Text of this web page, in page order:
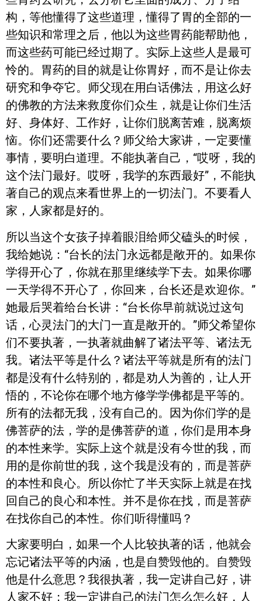
构，等他懂得了这些道理，懂得了胃的全部的一
些知识和常理之后，他以为这些胃药能帮助他，
而这些药可能已经过期了。实际上这些人是最可
怜的。胃药的目的就是让你胃好，而不是让你去
研究和争夺它。师父现在用白话佛法，用这么好
的佛教的方法来救度你们众生，就是让你们生活
好、身体好、工作好，让你们脱离苦难，脱离烦
恼。你们还需要什么？师父给大家讲，一定要懂
事情，要明白道理。不能执著自己，“哎呀，我的
这个法门最好。哎呀，我学的东西最好”，不能执
著自己的观点来看世界上的一切法门。不要看人
家，人家都是好的。
所以当这个女孩子掉着眼泪给师父磕头的时候，
我给她说：“台长的法门永远都是敞开的。如果你
学得开心了，你就在那里继续学下去。如果你哪
一天学得不开心了，你回来，台长还是欢迎你。”
她最后哭着给台长讲：“台长你早前就说过这句
话，心灵法门的大门一直是敞开的。”师父希望你
们不要执著，一执著就曲解了诸法平等、诸法无
我。诸法平等是什么？诸法平等就是所有的法门
都是没有什么特别的，都是劝人为善的，让人开
悟的，不论你在哪个地方修学学佛都是平等的。
所有的法都无我，没有自己的。因为你们学的是
佛菩萨的法，学的是佛菩萨的道，你们是用本身
的本性来学。实际上这个就是没有今世的我，而
用的是你前世的我，这个我是没有的，而是菩萨
的本性和良心。所以你忙了半天实际上就是在找
回自己的良心和本性。并不是你在找，而是菩萨
在找你自己的本性。你们听得懂吗？
大家要明白，如果一个人比较执著的话，他就会
忘记诸法平等的内涵，也是自赞毁他的。自赞毁
他是什么意思？我很执著，我一定讲自己好，讲
人家不好；我一定讲自己的法门怎么怎么好，人